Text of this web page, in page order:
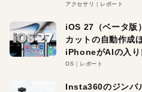
アクセサリ レポート
iOS 27（ベータ版
カットの自動作成
iPhoneがAIの入り
OS レポート
Insta360のジンバ